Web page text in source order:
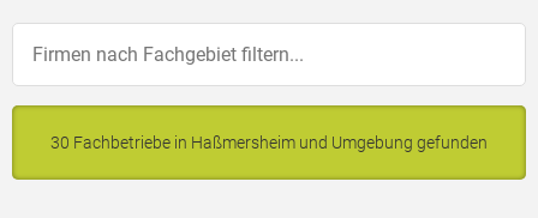
30 Fachbetriebe in Haßmersheim und Umgebung gefunden